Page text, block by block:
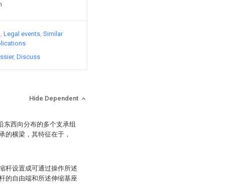
Legal events Similar
Discuss
Hide Dependent
东西向分布的多个支承组
的横梁，其特征在于，
杆设置成可通过操作所述
的自由端和所述伸缩基座